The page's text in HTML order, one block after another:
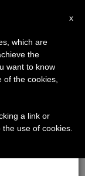
×
la pausa
de verano
el
x
which are
the
want to know
the cookies,
a link or
use of cookies.